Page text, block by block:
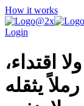
How it works
Login
اقتداء،
يثقله